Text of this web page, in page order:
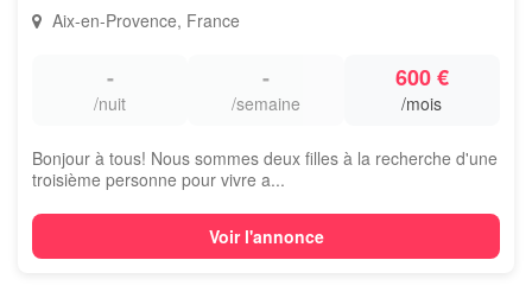
Aix-en-Provence, France
-
/nuit
-
/semaine
600 €
/mois
Bonjour à tous! Nous sommes deux filles à la recherche d'une
troisième personne pour vivre a...
Voir l'annonce